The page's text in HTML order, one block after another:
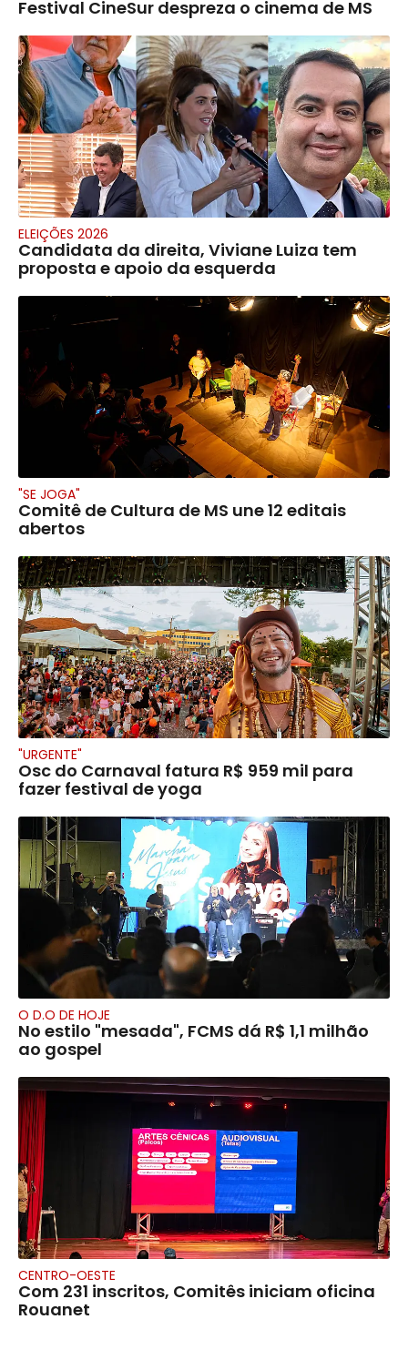
Festival CineSur despreza o cinema de MS
ELEIÇÕES 2026
Candidata da direita, Viviane Luiza tem
proposta e apoio da esquerda
"SE JOGA"
Comitê de Cultura de MS une 12 editais
abertos
"URGENTE"
Osc do Carnaval fatura R$ 959 mil para
fazer festival de yoga
O D.O DE HOJE
No estilo "mesada", FCMS dá R$ 1,1 milhão
ao gospel
CENTRO-OESTE
Com 231 inscritos, Comitês iniciam oficina
Rouanet